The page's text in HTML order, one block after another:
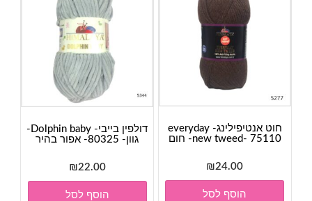
חוט אנטיפילינג- everyday
new tweed- 75110- חום
₪24.00
הוסף לסל
דולפין בייבי- Dolphin baby-
גוון- 80325- אפור בהיר
₪22.00
הוסף לסל